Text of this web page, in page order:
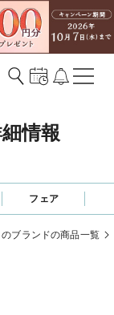
情報
フェア
のブランドの商品一覧